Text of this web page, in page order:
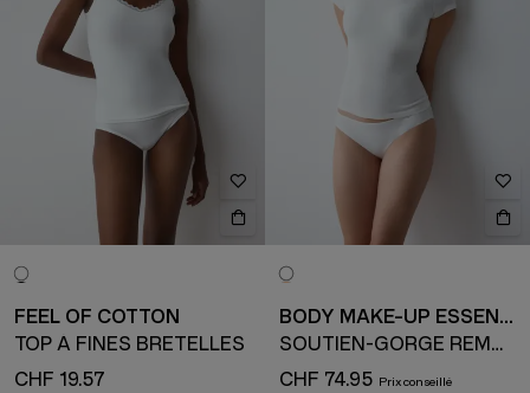
FEEL OF COTTON
TOP À FINES BRETELLES
CHF 19.57
BODY MAKE-UP ESSENTIALS
SOUTIEN-GORGE REMBOURRÉ AVEC ARMATURE
CHF 74.95